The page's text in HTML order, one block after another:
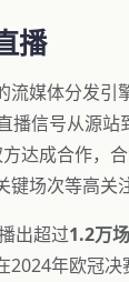
播
流媒体分发引
播信号从源站
达成合作，
场次等高关
出超过1.2万场
2024年欧冠